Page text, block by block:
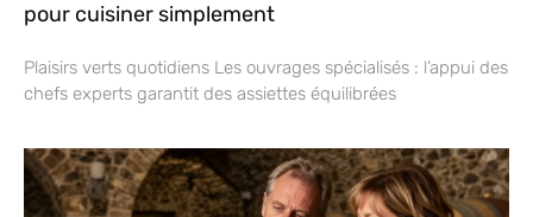
pour cuisiner simplement
Plaisirs verts quotidiens Les ouvrages spécialisés : l’appui des
chefs experts garantit des assiettes équilibrées